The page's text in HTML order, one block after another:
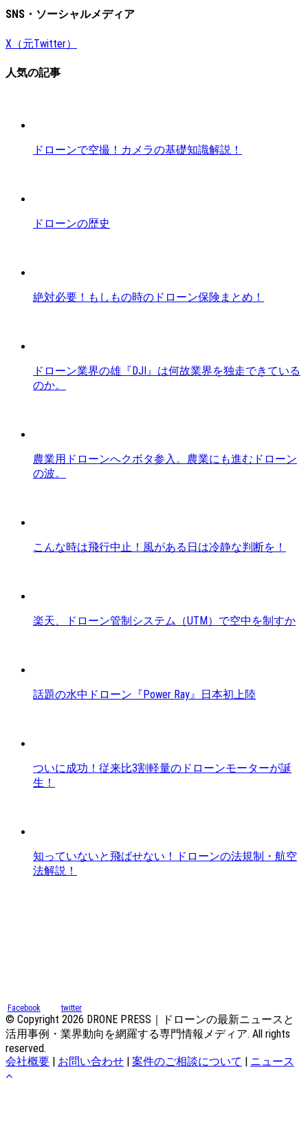
SNS・ソーシャルメディア
X（元Twitter）
人気の記事
ドローンで空撮！カメラの基礎知識解説！
ドローンの歴史
絶対必要！もしもの時のドローン保険まとめ！
ドローン業界の雄『DJI』は何故業界を独走できている
のか。
農業用ドローンへクボタ参入。農業にも進むドローン
の波。
こんな時は飛行中止！風がある日は冷静な判断を！
楽天、ドローン管制システム（UTM）で空中を制すか
話題の水中ドローン『Power Ray』日本初上陸
ついに成功！従来比3割軽量のドローンモーターが誕
生！
知っていないと飛ばせない！ドローンの法規制・航空
法解説！
Facebook twitter
© Copyright 2026 DRONE PRESS｜ドローンの最新ニュースと
活用事例・業界動向を網羅する専門情報メディア. All rights
reserved.
会社概要 | お問い合わせ | 案件のご相談について | ニュース